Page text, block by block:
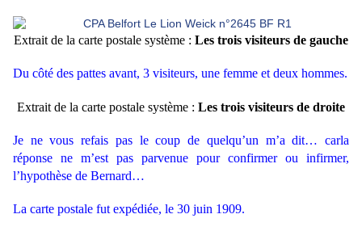
Extrait de la carte postale système : Les trois visiteurs de gauche
Du côté des pattes avant, 3 visiteurs, une femme et deux hommes.
Extrait de la carte postale système : Les trois visiteurs de droite
Je ne vous refais pas le coup de quelqu’un m’a dit… carla
réponse ne m’est pas parvenue pour confirmer ou infirmer,
l’hypothèse de Bernard…
La carte postale fut expédiée, le 30 juin 1909.